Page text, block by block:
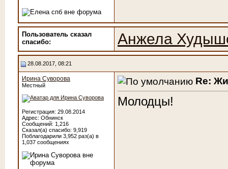
Пользователь сказал
cпасибо:
Анжела
28.08.2017, 08:21
Ирина Суворова
Местный
Регистрация: 29.08.2014
Адрес: Обнинск
Сообщений: 1,216
Сказал(а) спасибо: 9,919
Поблагодарили 3,952 раз(а) в
1,037 сообщениях
Re:
Молодцы!